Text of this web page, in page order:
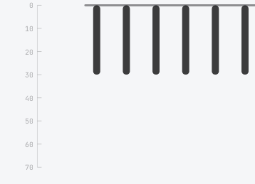
0
10
20
30
40
50
60
70